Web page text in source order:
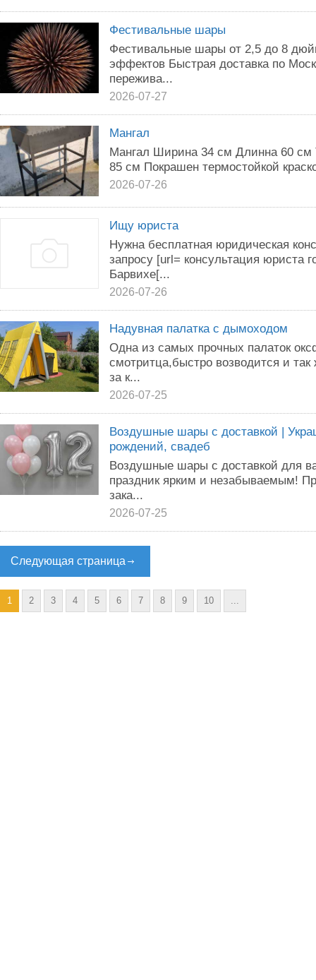
Фестивальные шары
Фестивальные шары от 2,5 до 8
эффектов Быстрая доставка по
пережива...
2026-07-27
Мангал
Мангал Ширина 34 см Длинна 60
85 см Покрашен термостойкой
2026-07-26
Ищу юриста
Нужна бесплатная юридическая
запросу [url= консультация юриста
Барвихе[...
2026-07-26
Надувная палатка с дымоходом
Одна из самых прочных палаток
смотритца,быстро возводится и так
за к...
2026-07-25
Воздушные шары с доставкой |
рождений, свадеб
Воздушные шары с доставкой для
праздник ярким и незабываемым!
зака...
2026-07-25
Следующая страница
1 2 3 4 5 6 7 8 9 10 ...